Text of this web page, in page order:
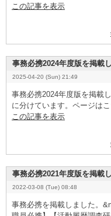
この記事を表示
事務必携2024年度版を掲載
2025-04-20 (Sun) 21:49
事務必携2­0­2­4年度版を掲載
に分けています。ページは
この記事を表示
事務必携2021年度版を掲載し
2022-03-08 (Tue) 08:48
事務必携を掲載しました。&